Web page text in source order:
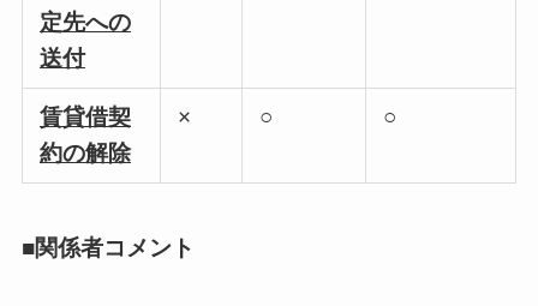
定先への
送付
賃貸借契
約の解除
× ○ ○
■関係者コメント